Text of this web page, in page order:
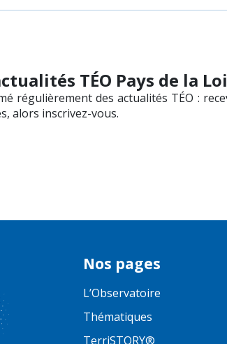
TÉO Pays de la
régulièrement des actualités TÉO :
alors inscrivez-vous.
Nos pages
L’Observatoire
Thématiques
TerriSTORY®